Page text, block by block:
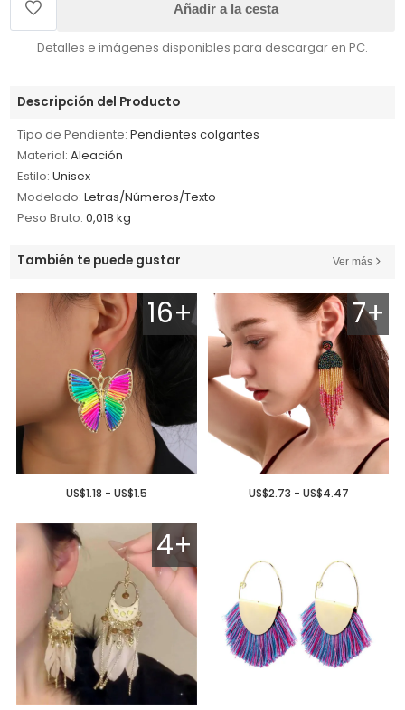
Añadir a la cesta
Detalles e imágenes disponibles para descargar en PC.
Descripción del Producto
Tipo de Pendiente: Pendientes colgantes
Material: Aleación
Estilo: Unisex
Modelado: Letras/Números/Texto
Peso Bruto: 0,018 kg
También te puede gustar Ver más
16+
US$1.18 - US$1.5
7+
US$2.73 - US$4.47
4+